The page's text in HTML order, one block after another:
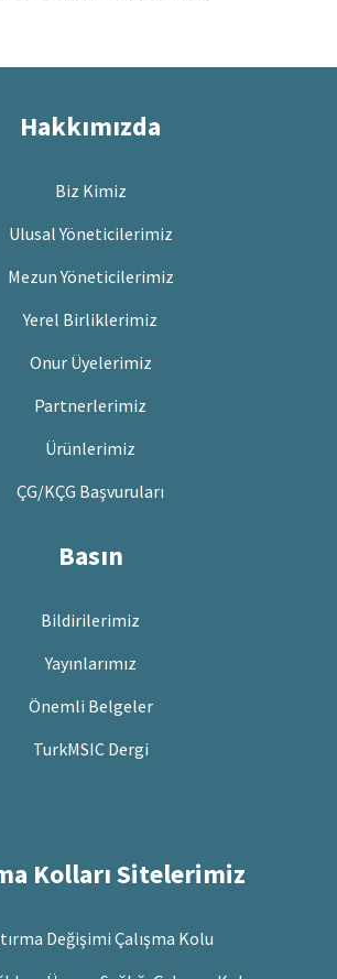
Hakkımızda
Biz Kimiz
Ulusal Yöneticilerimiz
Mezun Yöneticilerimiz
Yerel Birliklerimiz
Onur Üyelerimiz
Partnerlerimiz
Ürünlerimiz
ÇG/KÇG Başvuruları
Basın
Bildirilerimiz
Yayınlarımız
Önemli Belgeler
TurkMSIC Dergi
Kolları Sitelerimiz
Değişimi Çalışma Kolu